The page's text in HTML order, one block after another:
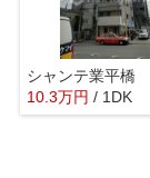
シャンテ業平橋
10.3万円 / 1DK